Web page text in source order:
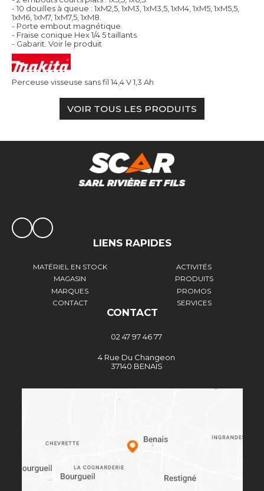
- 10 douilles à queue : 1xM2,5, 1xM3, 1xM3,5, 1xM4, 1xM5, 1xM5,5,
1xM6, 1xM7, 1xM7,5, 1xM8.
- Porte embout magnétique.
- Fraise conique Hex 1/4 5 taillants.
- Gabarit. Voir le produit
Perceuse visseuse sans fil 14,4 V 1,3 Ah
VOIR TOUS LES PRODUITS
LIENS RAPIDES
MATÉRIEL EN STOCK
ACTIVITÉS
MAGASIN
PRODUITS
MARQUES
PROMOS
CONTACT
SERVICES
CONTACT
02 47 97 46 77
4 Rue Du Changeon
37140 BENAIS